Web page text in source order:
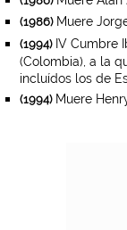
(1986)Muere
(1994)IV Cumbre
(Colombia), a la
incluídos los de
(1994)Muere